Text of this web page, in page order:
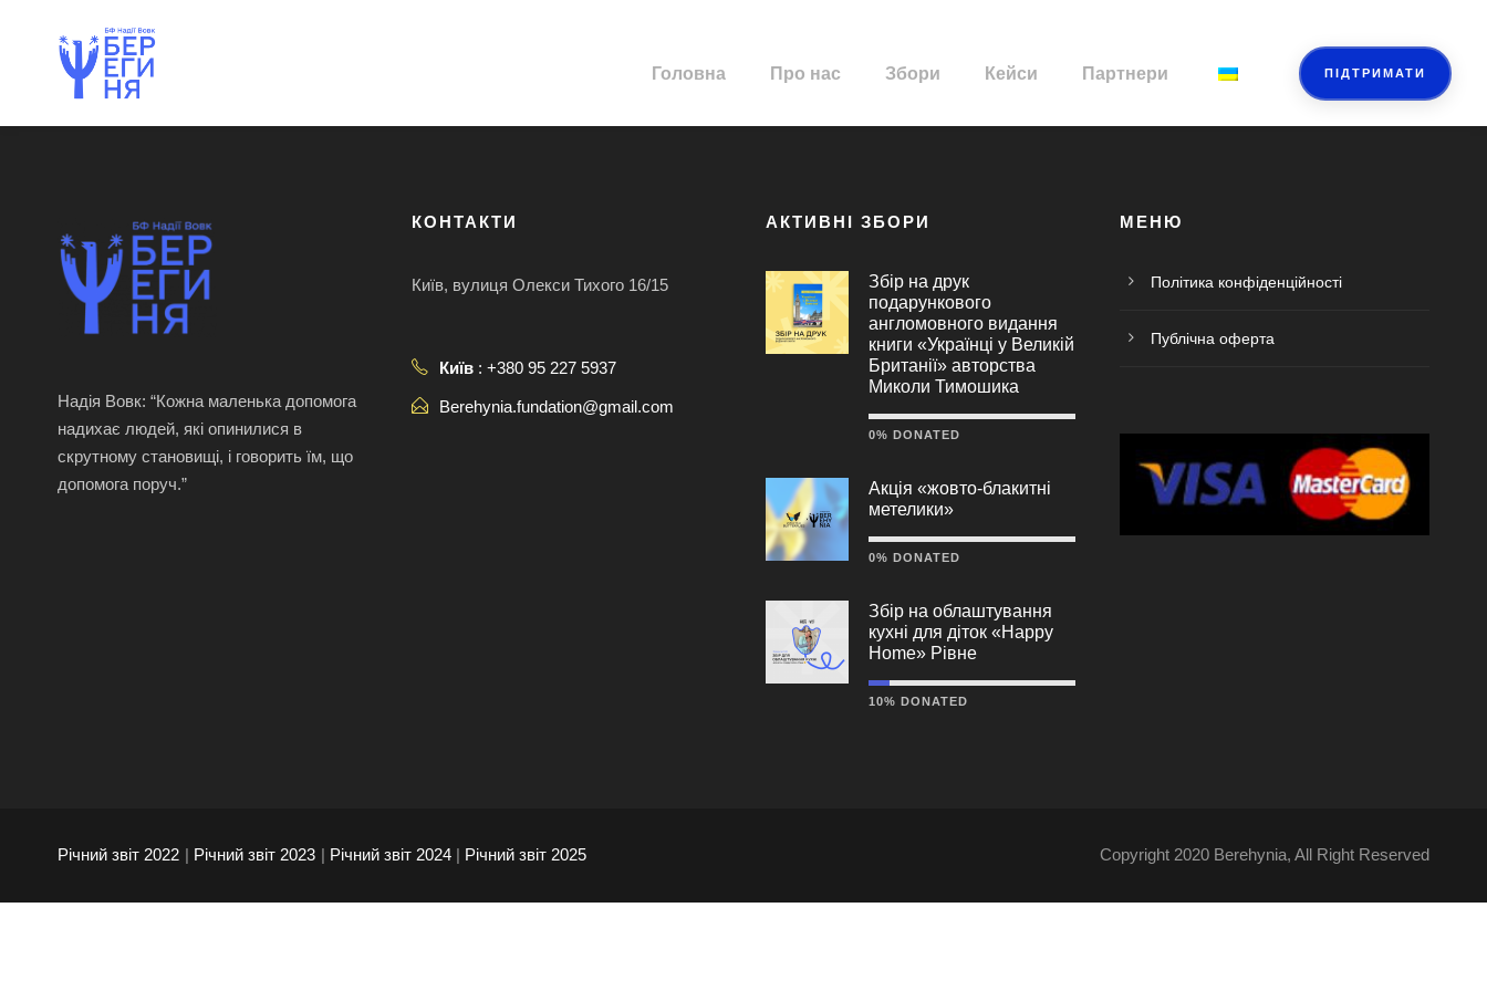
Головна Про нас Збори Кейси Партнери ПІДТРИМАТИ
Надія Вовк: “Кожна маленька допомога
надихає людей, які опинилися в
скрутному становищі, і говорить їм, що
допомога поруч.”
КОНТАКТИ
Київ, вулиця Олекси Тихого 16/15
Київ : +380 95 227 5937
Berehynia.fundation@gmail.com
АКТИВНІ ЗБОРИ
Збір на друк
подарункового
англомовного видання
книги «Українці у Великій
Британії» авторства
Миколи Тимошика
0% DONATED
Акція «жовто-блакитні
метелики»
0% DONATED
Збір на облаштування
кухні для діток «Happy
Home» Рівне
10% DONATED
МЕНЮ
Політика конфіденційності
Публічна оферта
Річний звіт 2022 | Річний звіт 2023 | Річний звіт 2024 | Річний звіт 2025 Copyright 2020 Berehynia, All Right Reserved